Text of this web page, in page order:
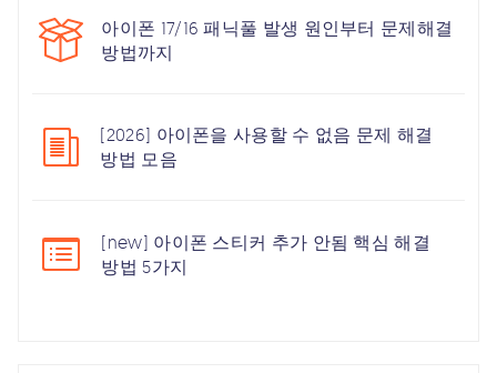
아이폰 17/16 패닉풀 발생 원인부터 문제해결
방법까지
[2026] 아이폰을 사용할 수 없음 문제 해결
방법 모음
[new] 아이폰 스티커 추가 안됨 핵심 해결
방법 5가지